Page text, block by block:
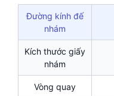
Đường kính đế
nhám
Kích thước giấy
nhám
Vòng quay